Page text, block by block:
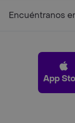
Encuéntranos
App